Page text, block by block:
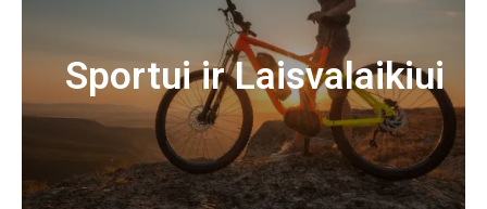
Sportui ir Laisvalaikiui